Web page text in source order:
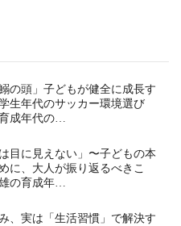
の頭」子どもが健全に成長す
生年代のサッカー環境選び
育成年代の…
目に見えない」〜子どもの本
に、大人が振り返るべきこ
の育成年…
、実は「生活習慣」で解決す